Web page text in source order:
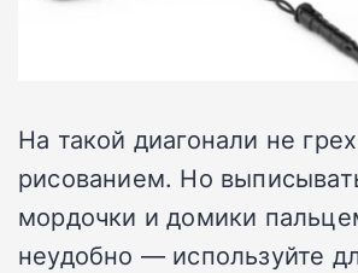
На такой диагонали не
рисованием. Но
мордочки и домики
неудобно — используйте